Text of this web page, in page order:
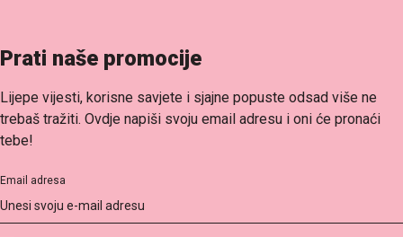
Prati naše promocije
Lijepe vijesti, korisne savjete i sjajne popuste odsad više ne
trebaš tražiti. Ovdje napiši svoju email adresu i oni će pronaći
tebe!
Email adresa